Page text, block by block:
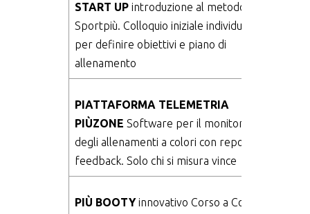
START UP introduzione al metodo
Sportpiù. Colloquio iniziale individuale
per definire obiettivi e piano di
allenamento
PIATTAFORMA TELEMETRIA
PIÙZONE Software per il monitoraggio
degli allenamenti a colori con report
feedback. Solo chi si misura vince
PIÙ BOOTYinnovativo Corso a Colori, in